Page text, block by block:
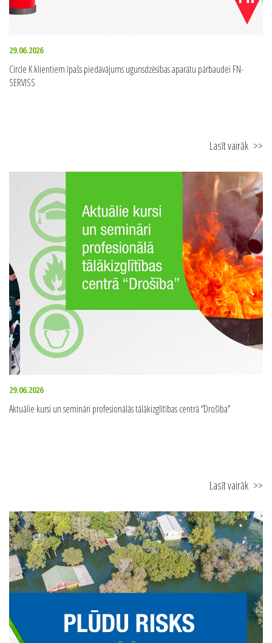
29.06.2026
Circle K klientiem īpašs piedāvājums ugunsdzēsības aparātu pārbaudei FN-
SERVISS
Lasīt vairāk >>
29.06.2026
Aktuālie kursi un semināri profesionālās tālākizglītības centrā ‘’Drošība’’
Lasīt vairāk >>